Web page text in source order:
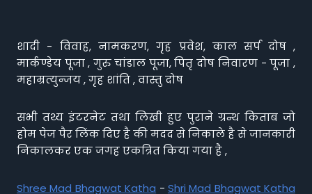
शादी - विवाह, नामकरण, गृह प्रवेश, काल सर्प दोष ,
मार्कण्डेय पूजा , गुरु चांडाल पूजा, पितृ दोष निवारण - पूजा ,
महाम्रत्युन्जय , गृह शांति , वास्तु दोष
सभी तथ्य इंटरनेट तथा लिखी हुए पुराने ग्रन्थ किताब जो
होम पेज पैर लिंक दिए है की मदद से निकाले है से जानकारी
निकालकर एक जगह एकत्रित किया गया है ,
Shree Mad Bhagwat Katha - Shri Mad Bhagwat Katha